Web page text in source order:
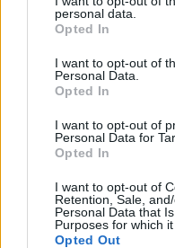
personal data.
Opted In
I want to opt-out of
Personal Data.
Opted In
I want to opt-out of
Personal Data for
Opted In
I want to opt-out of
Retention, Sale,
Personal Data that
Purposes for which it
Opted Out